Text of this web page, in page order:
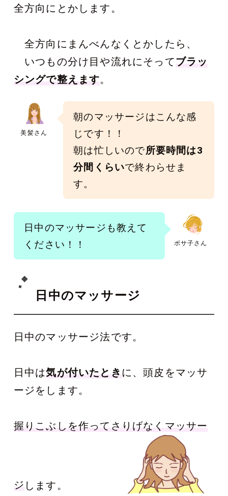
全方向にとかします。
全方向にまんべんなくとかしたら、
いつもの分け目や流れにそってブラッ
シングで整えます。
美髪さん
朝のマッサージはこんな感
じです！！
朝は忙しいので所要時間は3
分間くらいで終わらせま
す。
ボサ子さん
日中のマッサージも教えて
ください！！
日中のマッサージ
日中のマッサージ法です。
日中は気が付いたとき に、頭皮をマッサ
ージをします。
握りこぶしを作ってさりげなくマッサー
ジ します。